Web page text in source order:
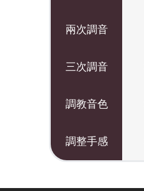
兩次調音
三次調音
調教音色
調整手感